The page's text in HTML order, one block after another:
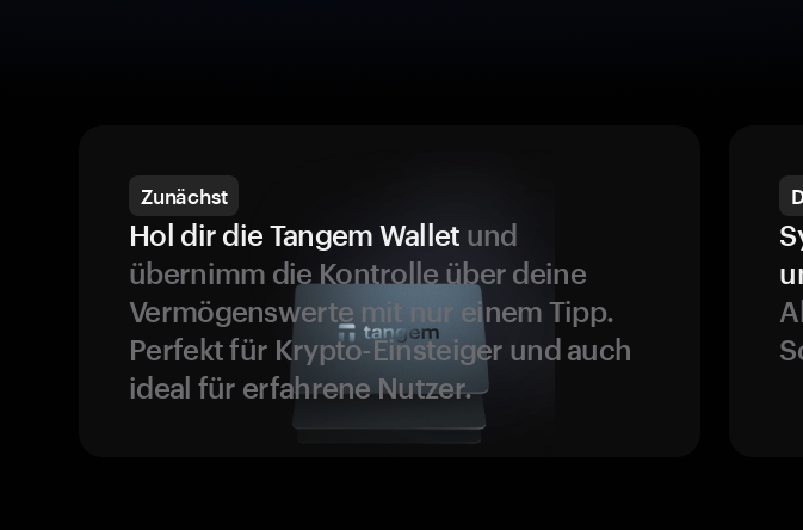
Zunächst
Hol dir die Tangem Wallet und
übernimm die Kontrolle über deine
Vermögenswerte mit nur einem Tipp.
Perfekt für Krypto-Einsteiger und auch
ideal für erfahrene Nutzer.